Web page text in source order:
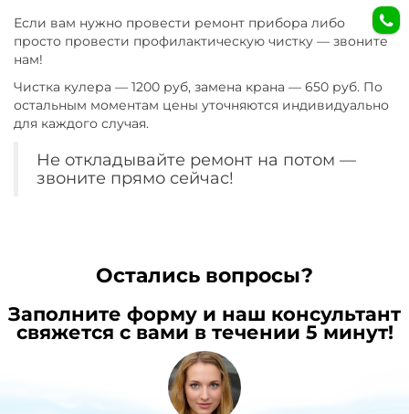
Если вам нужно провести ремонт прибора либо
просто провести профилактическую чистку — звоните
нам!
Чистка кулера — 1200 руб, замена крана — 650 руб. По
остальным моментам цены уточняются индивидуально
для каждого случая.
Не откладывайте ремонт на потом —
звоните прямо сейчас!
Остались вопросы?
Заполните форму и наш консультант
свяжется с вами в течении 5 минут!